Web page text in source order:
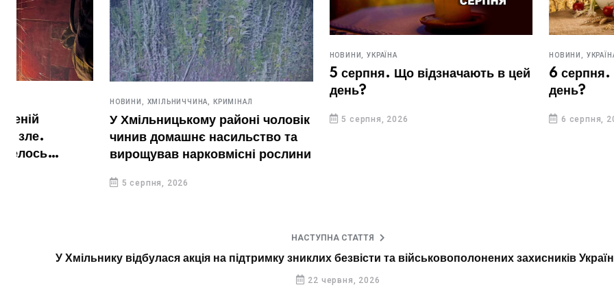
ХМІЛЬНИЧЧИНА, КРИМІНАЛ
У Хмільницькому районі чоловік
чинив домашнє насильство та
вирощував нарковмісні рослини
НОВИНИ, УКРАЇНА
5 серпня. Що відзначають в цей
5 серпня, 2026
6 серпня. Що
НАСТУПНА СТАТТЯ
У Хмільнику відбулася акція на підтримку зниклих безвісти та військовополонених захисників
22 червня, 2026